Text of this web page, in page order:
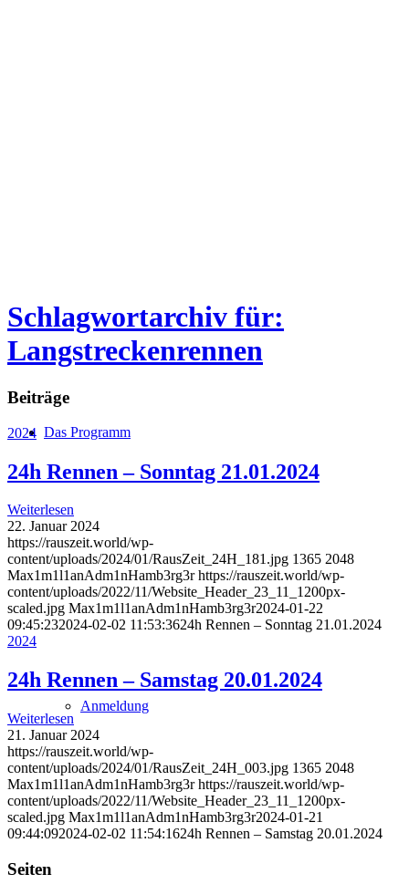
Das Programm
Anmeldung
Schlagwortarchiv für:
Langstreckenrennen
Beiträge
2024
24h Rennen – Sonntag 21.01.2024
Weiterlesen
22. Januar 2024
https://rauszeit.world/wp-
content/uploads/2024/01/RausZeit_24H_181.jpg 1365 2048
Max1m1l1anAdm1nHamb3rg3r https://rauszeit.world/wp-
content/uploads/2022/11/Website_Header_23_11_1200px-
scaled.jpg Max1m1l1anAdm1nHamb3rg3r2024-01-22
09:45:232024-02-02 11:53:3624h Rennen – Sonntag 21.01.2024
2024
24h Rennen – Samstag 20.01.2024
Weiterlesen
21. Januar 2024
https://rauszeit.world/wp-
content/uploads/2024/01/RausZeit_24H_003.jpg 1365 2048
Max1m1l1anAdm1nHamb3rg3r https://rauszeit.world/wp-
content/uploads/2022/11/Website_Header_23_11_1200px-
scaled.jpg Max1m1l1anAdm1nHamb3rg3r2024-01-21
09:44:092024-02-02 11:54:1624h Rennen – Samstag 20.01.2024
Seiten